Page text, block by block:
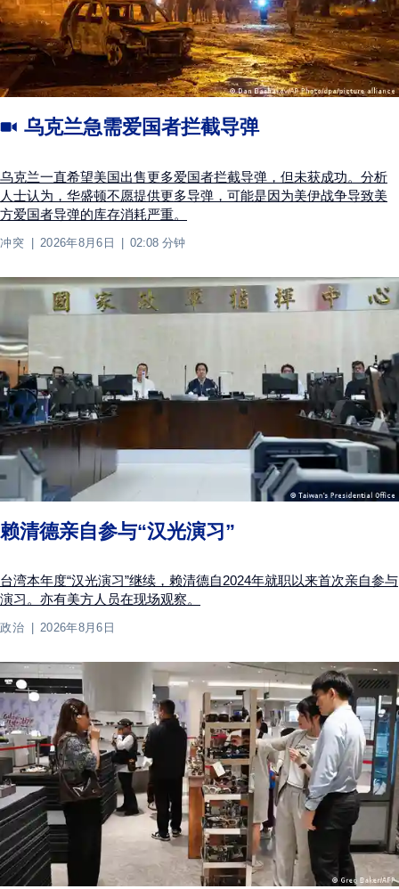
乌克兰急需爱国者拦截导弹
乌克兰一直希望美国出售更多爱国者拦截导弹，但未获成功。分析
人士认为，华盛顿不愿提供更多导弹，可能是因为美伊战争导致美
方爱国者导弹的库存消耗严重。
冲突 2026年8月6日 02:08 分钟
赖清德亲自参与“汉光演习”
台湾本年度“汉光演习”继续，赖清德自2024年就职以来首次亲自参与
演习。亦有美方人员在现场观察。
政治 2026年8月6日